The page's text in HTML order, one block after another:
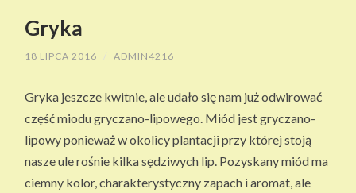
W
ŁA
S
N
EJ
TREŚCIGryka
18 LIPCA 2016 / ADMIN4216
Gryka jeszcze kwitnie, ale udało się nam już odwirować
część miodu gryczano-lipowego. Miód jest gryczano-
lipowy ponieważ w okolicy plantacji przy której stoją
nasze ule rośnie kilka sędziwych lip. Pozyskany miód ma
ciemny kolor, charakterystyczny zapach i aromat, ale